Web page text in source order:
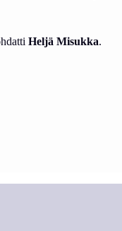
Heljä Misukka.